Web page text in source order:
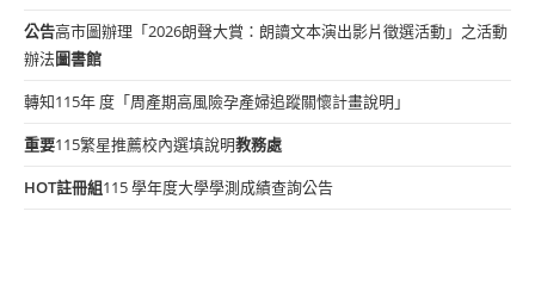
公告高市圖辦理「2026朗聲大賞：朗讀文本演出影片徵選活動」之活動
辦法圖書館
轉知115年 度「周產期高風險孕產婦追蹤關懷計畫說明」
重要115繁星推薦校內選填說明教務處
HOT註冊組115 學年度大學學測成績查詢公告